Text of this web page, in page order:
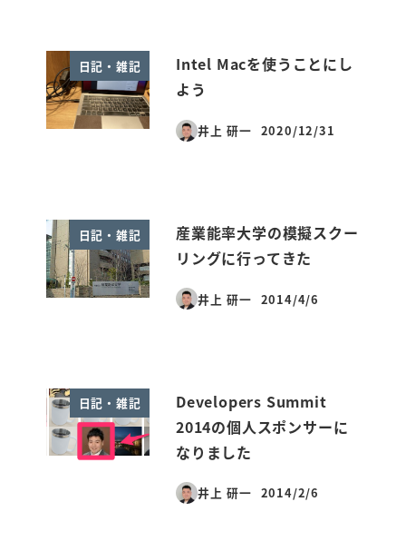
日記・雑記
Intel Macを使うことにし
よう
井上 研一
投稿日
2020/12/31
日記・雑記
産業能率大学の模擬スクー
リングに行ってきた
井上 研一
投稿日
2014/4/6
日記・雑記
Developers Summit
2014の個人スポンサーに
なりました
井上 研一
投稿日
2014/2/6